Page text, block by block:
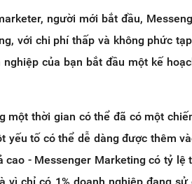
người mới bắt đầu,
với chi phí thấp và không phức
của bạn bắt đầu một kế
một thời gian có thể đã có một
yếu tố có thể dễ dàng được thêm
cao - Messenger Marketing có tỷ lệ